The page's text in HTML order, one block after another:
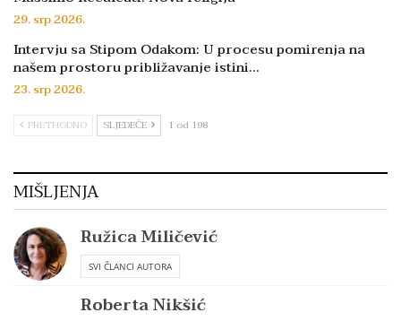
29. srp 2026.
Intervju sa Stipom Odakom: U procesu pomirenja na
našem prostoru približavanje istini…
23. srp 2026.
PRETHODNO SLJEDEĆE 1 od 198
MIŠLJENJA
Ružica Miličević
SVI ČLANCI AUTORA
Roberta Nikšić